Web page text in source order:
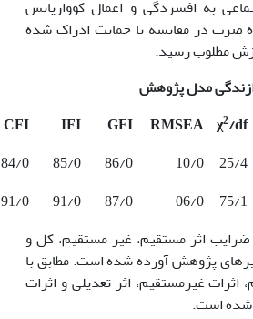
به افسردگی و اعمال کوواریانس
ضرب­ در مقایسه با حمایت ادراک شده
مطلوب رسید.
مدل پژوهش
χ2/df
RMSEA
GFI
IFI
CFI
25/4
10/0
86/0
85/0
84/0
75/1
06/0
87/0
91/0
91/0
در ادامه و در جدول 4 ضرایب اثر مستقیم، غیر مستقیم، کل و
پژوهش آورده شده است. مطابق با
اثرات غیرمستقیم، اثر تعدیلی و اثرات
است.